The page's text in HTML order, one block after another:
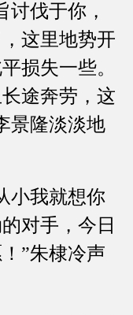
伐于你，
这里地势开
损失一些。
途奔劳，这
景隆淡淡地
我就想你
对手，今日
”朱棣冷声